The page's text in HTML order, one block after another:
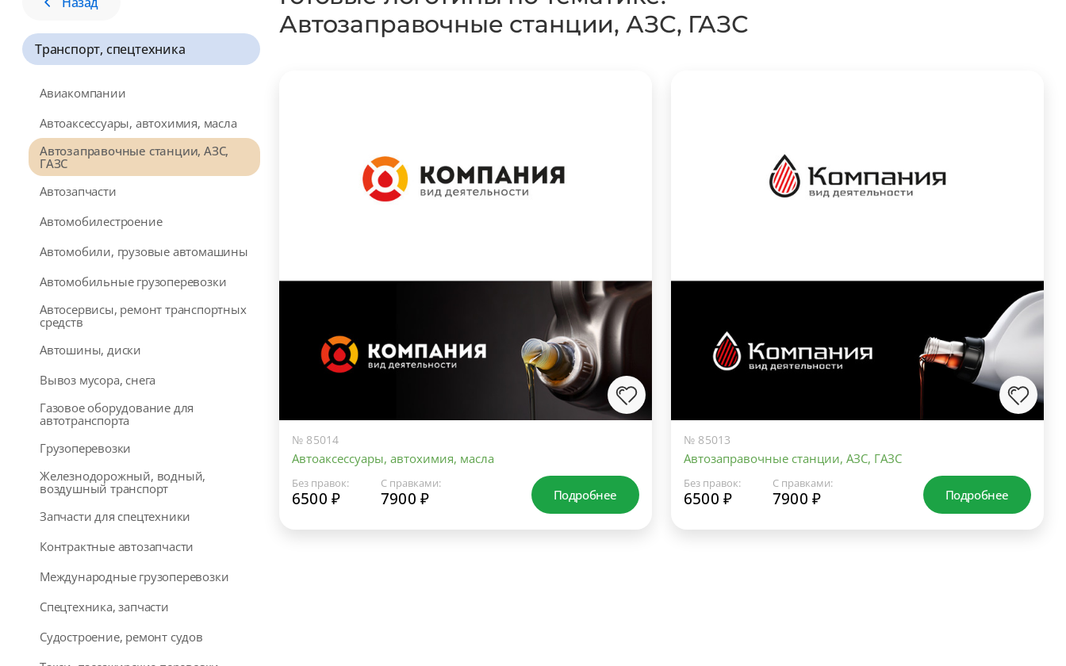
Транспорт, спецтехника
Авиакомпании
Автоаксессуары, автохимия, масла
Автозаправочные станции, АЗС,
ГАЗС
Автозапчасти
Автомобилестроение
Автомобили, грузовые автомашины
Автомобильные грузоперевозки
Автосервисы, ремонт транспортных
средств
Автошины, диски
Вывоз мусора, снега
Газовое оборудование для
автотранспорта
Грузоперевозки
Железнодорожный, водный,
воздушный транспорт
Запчасти для спецтехники
Контрактные автозапчасти
Международные грузоперевозки
Спецтехника, запчасти
Судостроение, ремонт судов
Автозаправочные станции, АЗС, ГАЗС
№ 85014
Автоаксессуары, автохимия, масла
Без правок:
6500 ₽
С правками:
7900 ₽ Подробнее
№ 85013
Автозаправочные станции, АЗС, ГАЗС
Без правок:
6500 ₽
С правками:
7900 ₽ Подробнее